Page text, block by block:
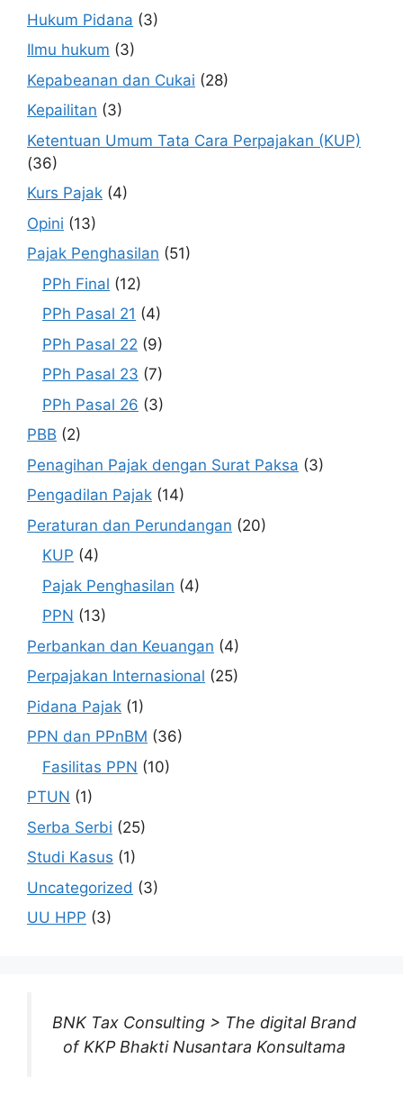
Hukum Pidana (3)
Ilmu hukum (3)
Kepabeanan dan Cukai (28)
Kepailitan (3)
Ketentuan Umum Tata Cara Perpajakan (KUP)
(36)
Kurs Pajak (4)
Opini (13)
Pajak Penghasilan (51)
PPh Final (12)
PPh Pasal 21 (4)
PPh Pasal 22 (9)
PPh Pasal 23 (7)
PPh Pasal 26 (3)
PBB (2)
Penagihan Pajak dengan Surat Paksa (3)
Pengadilan Pajak (14)
Peraturan dan Perundangan (20)
KUP (4)
Pajak Penghasilan (4)
PPN (13)
Perbankan dan Keuangan (4)
Perpajakan Internasional (25)
Pidana Pajak (1)
PPN dan PPnBM (36)
Fasilitas PPN (10)
PTUN (1)
Serba Serbi (25)
Studi Kasus (1)
Uncategorized (3)
UU HPP (3)
BNK Tax Consulting > The digital Brand
of KKP Bhakti Nusantara Konsultama